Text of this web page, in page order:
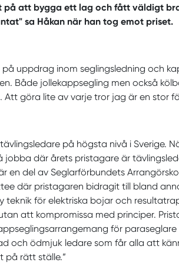
att bygga ett lag och fått väldigt
sa Håkan när han tog emot priset.
uppdrag inom seglingsledning och
Både jollekappsegling men också
göra lite av varje tror jag är en stor
på högsta nivå i Sverige.
där årets pristagare är
en del av Seglarförbundets
där pristagaren bidragit till bland
teknik för elektriska bojar och
att kompromissa med principer.
för
och ödmjuk ledare som får alla att
på rätt ställe.”